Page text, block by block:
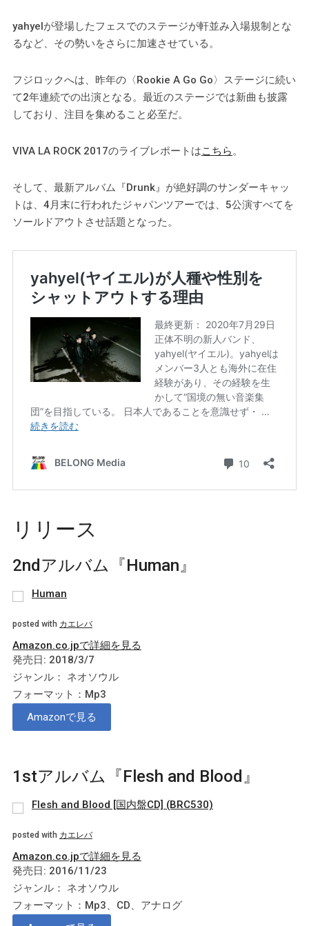
yahyelが登場したフェスでのステージが軒並み入場規制とな
るなど、その勢いをさらに加速させている。
フジロックへは、昨年の〈Rookie A Go Go〉ステージに続い
て2年連続での出演となる。最近のステージでは新曲も披露
しており、注目を集めること必至だ。
VIVA LA ROCK 2017のライブレポートはこちら。
そして、最新アルバム『Drunk』が絶好調のサンダーキャッ
トは、4月末に行われたジャパンツアーでは、5公演すべてを
ソールドアウトさせ話題となった。
リリース
2ndアルバム『Human』
Human
posted with カエレバ
Amazon.co.jpで詳細を見る
発売日: 2018/3/7
ジャンル： ネオソウル
フォーマット：Mp3
Amazonで見る
1stアルバム『Flesh and Blood』
Flesh and Blood [国内盤CD] (BRC530)
posted with カエレバ
Amazon.co.jpで詳細を見る
発売日: 2016/11/23
ジャンル： ネオソウル
フォーマット：Mp3、CD、アナログ